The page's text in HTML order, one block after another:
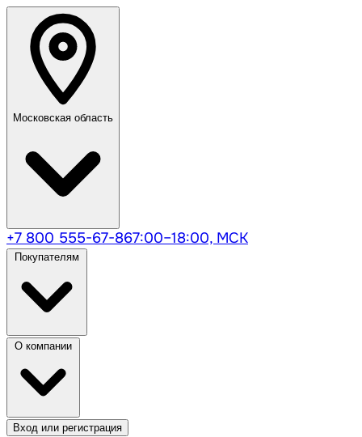
Московская область
+7 800 555-67-867:00–18:00, МСК
Вход или регистрация